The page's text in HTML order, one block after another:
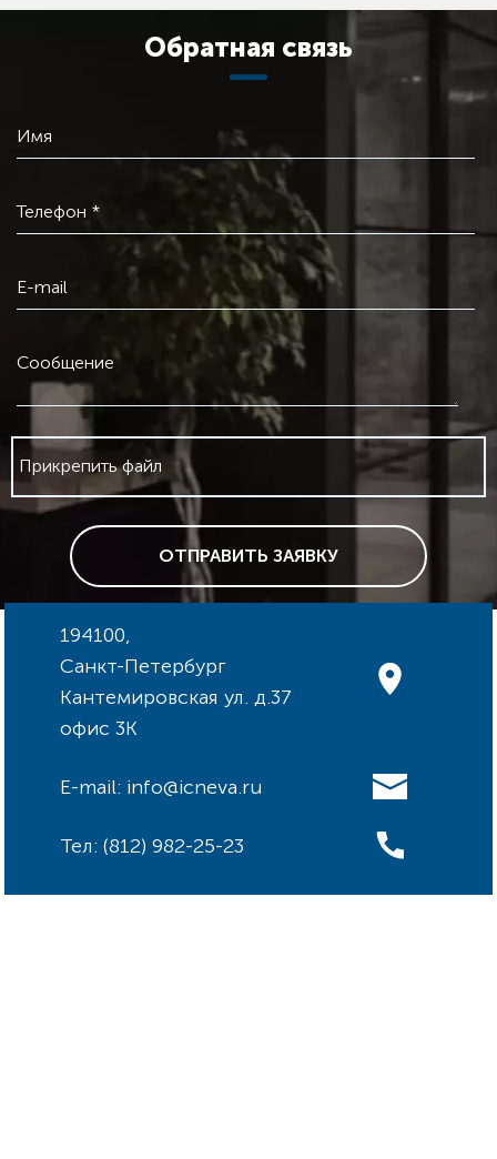
Обратная связь
Имя
Телефон *
E-mail
Сообщение
Прикрепить файл
ОТПРАВИТЬ ЗАЯВКУ
194100,
Санкт-Петербург
Кантемировская ул. д.37
офис 3К
E-mail: info@icneva.ru
Тел: (812) 982-25-23